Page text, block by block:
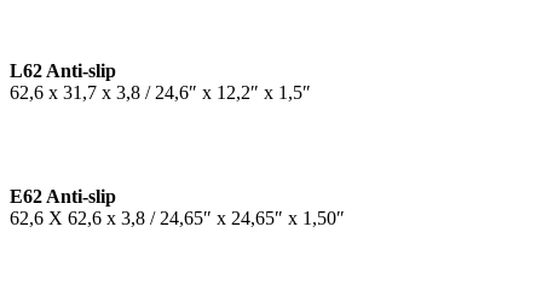
L62 Anti-slip
62,6 x 31,7 x 3,8 / 24,6″ x 12,2″ x 1,5″
E62 Anti-slip
62,6 X 62,6 x 3,8 / 24,65″ x 24,65″ x 1,50″